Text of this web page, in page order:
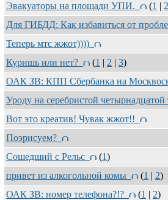
Эвакуаторы на площади УПИ.
(1 | 2
Для ГИБДД: Как избавиться от
Теперь мтс жжот))))
Куришь или нет?
(1 | 2 | 3)
ОАК ЗВ: КПП Сбербанка на
Уроду на серебристой четырнадцатой
Вот это креатив! Чувак жжот!!
Поэрисуем?
Сошедший с Рельс
(1)
привет из алкогольной комы
(1 | 2)
ОАК ЗВ: номер телефона?!?
(1 | 2)